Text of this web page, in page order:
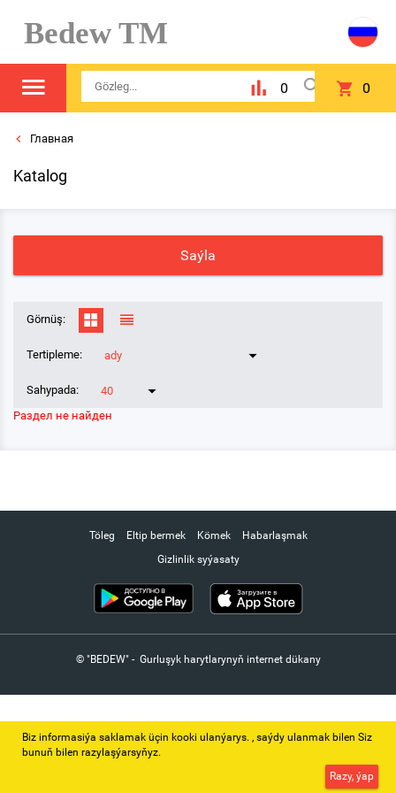
Bedew TM
0 0
Главная
Katalog
Saýla
Görnüş:
Tertipleme: ady
Sahypada:
40
Раздел не найден
Töleg Eltip bermek Kömek
Habarlaşmak
Gizlinlik syýasaty
© "BEDEW" - Gurluşyk harytlarynyň internet dükany
Biz informasiýa saklamak üçin kooki ulanýarys. ‚ saýdy ulanmak bilen Siz
bunuň bilen razylaşýarsyňyz.
Razy, ýap